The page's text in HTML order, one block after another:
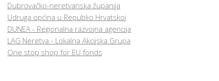
Dubrovačko-neretvanska županija
Udruga općina u Republici Hrvatskoj
DUNEA - Regionalna razvojna agencija
LAG Neretva - Lokalna Akcijska Grupa
One stop shop for EU fonds